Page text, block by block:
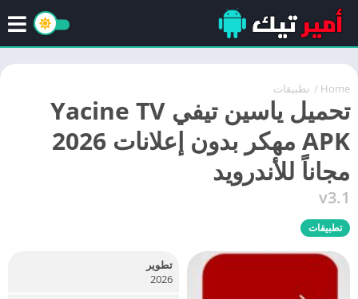
Home
/ تطبيقات
تحميل ياسين تيفي Yacine TV
APK مهكر بدون إعلانات 2026
مجاناً للأندرويد
v3.1
تطبيقات
تطوير
2026